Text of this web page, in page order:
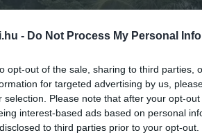
- Do Not Process My Personal
opt-out of the sale, sharing to third parties,
for targeted advertising by us,
selection. Please note that after your opt-
interest-based ads based on personal
to third parties prior to your opt-